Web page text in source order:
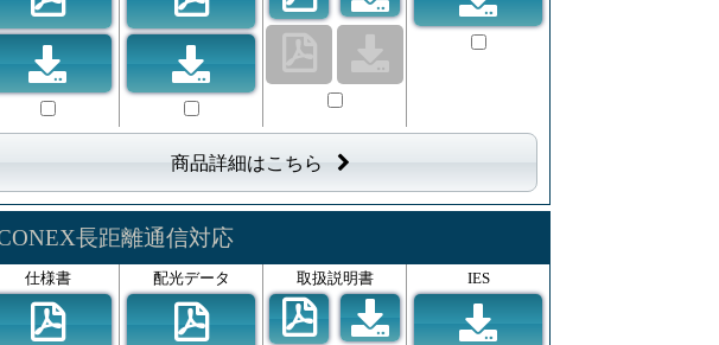
商品詳細はこちら
長距離通信対応
仕様書 配光データ 取扱説明書 IES